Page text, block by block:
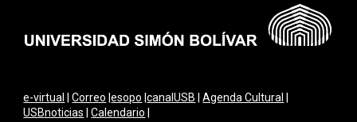
e-virtual |Correo |esopo |canalUSB |Agenda Cultural
USBnoticias |Calendario